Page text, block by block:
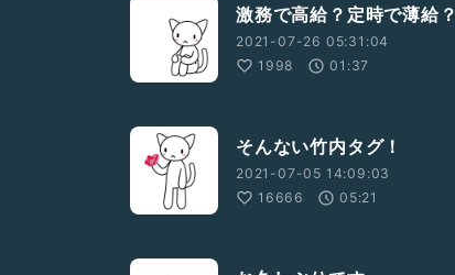
激務で高給？定時で薄給？
2021-07-26 05:31:04
1998
01:37
そんない竹内タグ！
2021-07-05 14:09:03
16666
05:21